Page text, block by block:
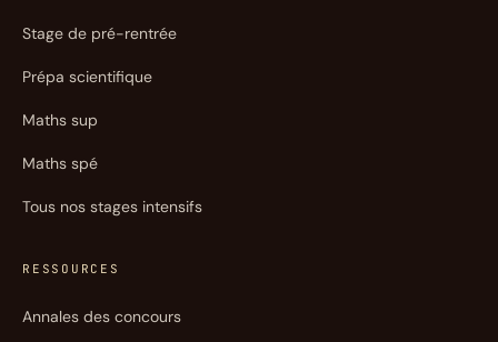
Stage de pré-rentrée
Prépa scientifique
Maths sup
Maths spé
Tous nos stages intensifs
RESSOURCES
Annales des concours